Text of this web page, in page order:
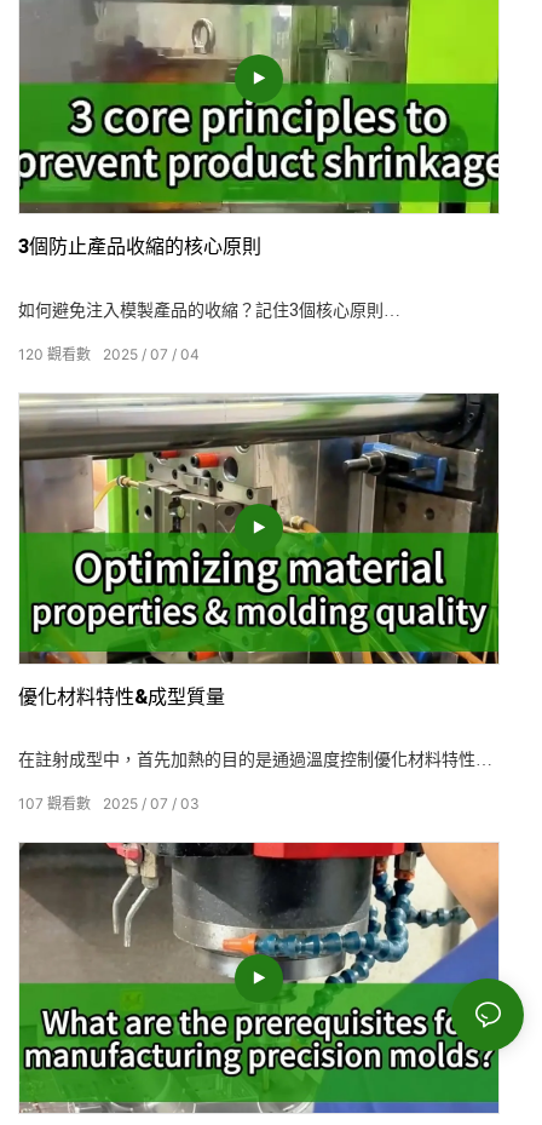
3個防止產品收縮的核心原則
如何避免注入模製產品的收縮？記住3個核心原則
1. 壓力應“硬”：足夠的壓力和時間是抵消收縮的關鍵。
2. 壁厚應為“偶數”：均勻的壁厚設計減少了來自來源的收縮差
異。
3. 冷卻應為“快速”：快速和均勻的冷卻可以鞏固表面並限制內部
收縮變形。
2025 07 04
120 觀看數
優化材料特性&成型質量
在註射成型中，首先加熱的目的是通過溫度控制優化材料特性和
成型質量。 如果加熱不均勻，則材料可能會降解並變黃，從而影
後變形。
2025 07 03
107 觀看數